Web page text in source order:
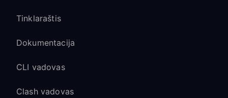
Tinklaraštis
Dokumentacija
CLI vadovas
Clash vadovas